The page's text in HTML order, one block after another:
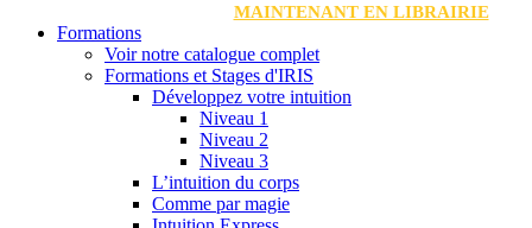
MAINTENANT EN LIBRAIRIE
Formations
Voir notre catalogue complet
Formations et Stages d'IRIS
Développez votre intuition
Niveau 1
Niveau 2
Niveau 3
L’intuition du corps
Comme par magie